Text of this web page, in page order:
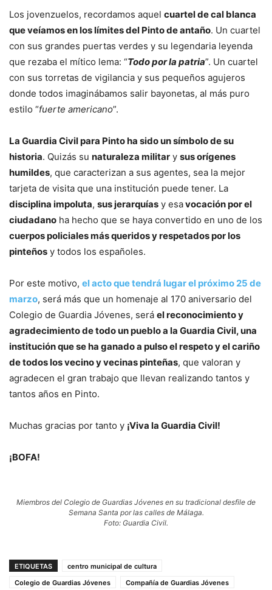
Los jovenzuelos, recordamos aquel cuartel de cal blanca
que veíamos en los límites del Pinto de antaño. Un cuartel
con sus grandes puertas verdes y su legendaria leyenda
que rezaba el mítico lema: “Todo por la patria”. Un cuartel
con sus torretas de vigilancia y sus pequeños agujeros
donde todos imaginábamos salir bayonetas, al más puro
estilo “fuerte americano”.
La Guardia Civil para Pinto ha sido un símbolo de su
historia. Quizás su naturaleza militar y sus orígenes
humildes, que caracterizan a sus agentes, sea la mejor
tarjeta de visita que una institución puede tener. La
disciplina impoluta, sus jerarquías y esavocación por el
ciudadano ha hecho que se haya convertido en uno de los
cuerpos policiales más queridos y respetados por los
pinteños y todos los españoles.
Por este motivo, el acto que tendrá lugar el próximo 25 de
marzo, será más que un homenaje al 170 aniversario del
Colegio de Guardia Jóvenes, será el reconocimiento y
agradecimiento de todo un pueblo a la Guardia Civil, una
institución que se ha ganado a pulso el respeto y el cariño
de todos los vecino y vecinas pinteñas, que valoran y
agradecen el gran trabajo que llevan realizando tantos y
tantos años en Pinto.
Muchas gracias por tanto y ¡Viva la Guardia Civil!
¡BOFA!
Miembros del Colegio de Guardias Jóvenes en su tradicional desfile de
Semana Santa por las calles de Málaga.
Foto: Guardia Civil.
ETIQUETAS
centro municipal de cultura
Colegio de Guardias Jóvenes
Compañía de Guardias Jóvenes